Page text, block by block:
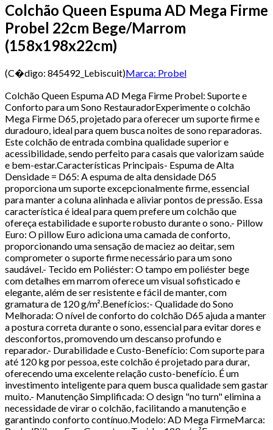
Colchão Queen Espuma AD Mega Firme
Probel 22cm Bege/Marrom
(158x198x22cm)
(C�digo: 845492_Lebiscuit)Marca: Probel
Colchão Queen Espuma AD Mega Firme Probel: Suporte e
Conforto para um Sono RestauradorExperimente o colchão
Mega Firme D65, projetado para oferecer um suporte firme e
duradouro, ideal para quem busca noites de sono reparadoras.
Este colchão de entrada combina qualidade superior e
acessibilidade, sendo perfeito para casais que valorizam saúde
e bem-estar.Características Principais- Espuma de Alta
Densidade = D65: A espuma de alta densidade D65
proporciona um suporte excepcionalmente firme, essencial
para manter a coluna alinhada e aliviar pontos de pressão. Essa
característica é ideal para quem prefere um colchão que
ofereça estabilidade e suporte robusto durante o sono.- Pillow
Euro: O pillow Euro adiciona uma camada de conforto,
proporcionando uma sensação de maciez ao deitar, sem
comprometer o suporte firme necessário para um sono
saudável.- Tecido em Poliéster: O tampo em poliéster bege
com detalhes em marrom oferece um visual sofisticado e
elegante, além de ser resistente e fácil de manter, com
gramatura de 120 g/m².Benefícios:- Qualidade do Sono
Melhorada: O nível de conforto do colchão D65 ajuda a manter
a postura correta durante o sono, essencial para evitar dores e
desconfortos, promovendo um descanso profundo e
reparador.- Durabilidade e Custo-Benefício: Com suporte para
até 120 kg por pessoa, este colchão é projetado para durar,
oferecendo uma excelente relação custo-benefício. É um
investimento inteligente para quem busca qualidade sem gastar
muito.- Manutenção Simplificada: O design "no turn" elimina a
necessidade de virar o colchão, facilitando a manutenção e
garantindo conforto contínuo.Modelo: AD Mega FirmeMarca: